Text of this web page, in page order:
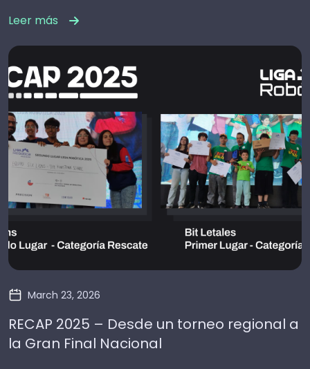
Leer más
March 23, 2026
RECAP 2025 – Desde un torneo regional a
la Gran Final Nacional